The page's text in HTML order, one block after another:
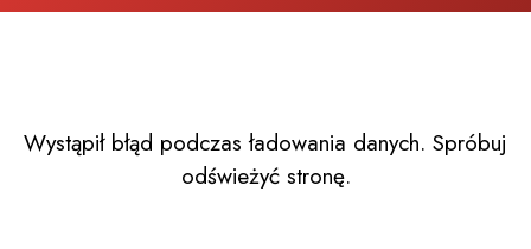
Wystąpił błąd podczas ładowania danych. Spróbuj
odświeżyć stronę.